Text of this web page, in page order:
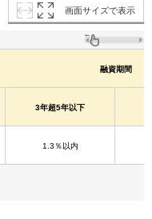
画面サイズで表示
融資期間
3年超5年以下
1.3％以内